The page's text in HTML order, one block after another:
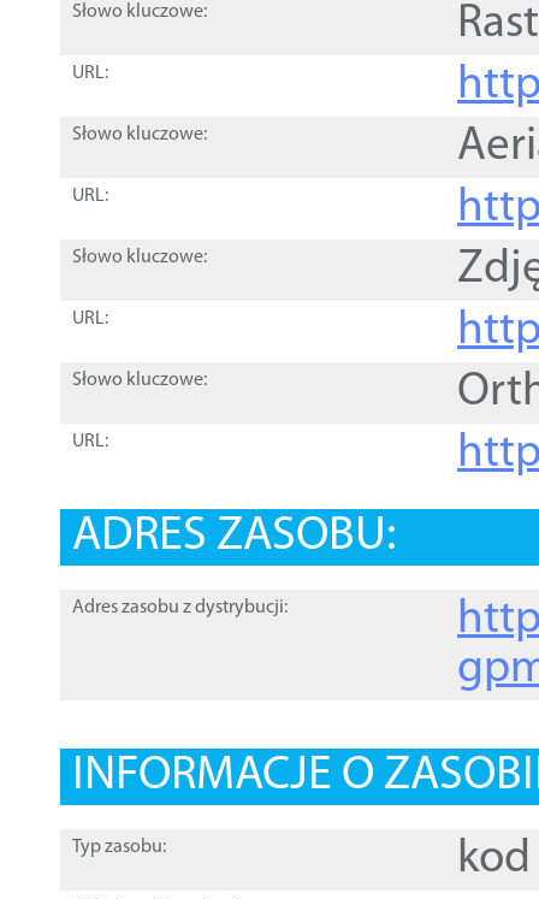
Słowo kluczowe:
URL:
Słowo kluczowe:
URL:
Słowo kluczowe:
URL:
Słowo kluczowe:
URL:
ADRES ZASOBU:
Adres zasobu z dystrybucji:
INFORMACJE O
Typ zasobu: kod